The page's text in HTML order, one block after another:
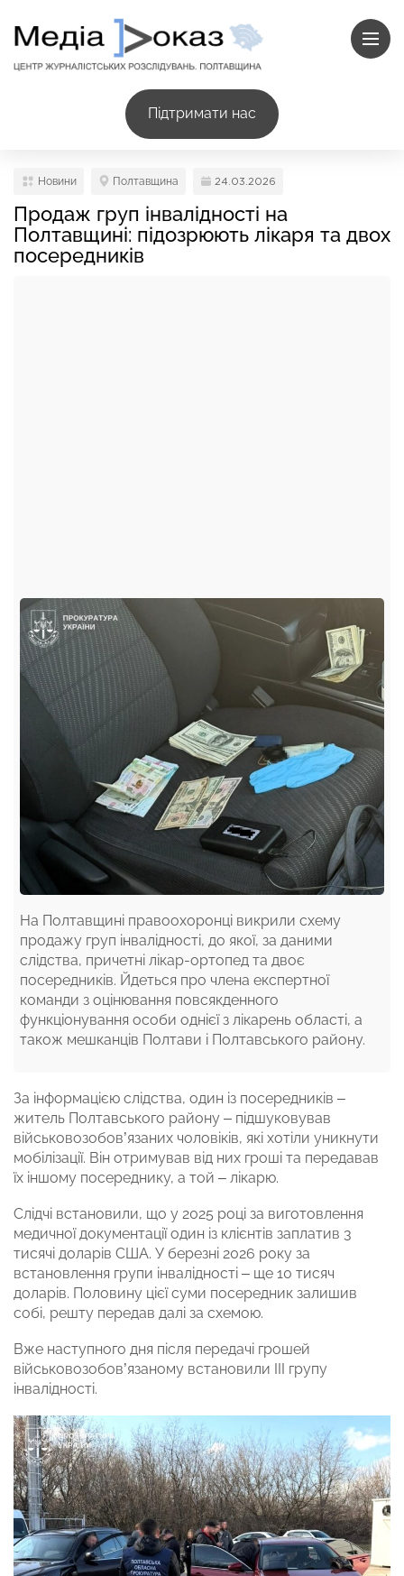
Підтримати нас
Новини Полтавщина 24.03.2026
Продаж груп інвалідності на
Полтавщині: підозрюють лікаря та двох
посередників
На Полтавщині правоохоронці викрили схему
продажу груп інвалідності, до якої, за даними
слідства, причетні лікар-ортопед та двоє
посередників. Йдеться про члена експертної
команди з оцінювання повсякденного
функціонування особи однієї з лікарень області, а
також мешканців Полтави і Полтавського району.
За інформацією слідства, один із посередників –
житель Полтавського району – підшуковував
військовозобов’язаних чоловіків, які хотіли уникнути
мобілізації. Він отримував від них гроші та передавав
їх іншому посереднику, а той – лікарю.
Слідчі встановили, що у 2025 році за виготовлення
медичної документації один із клієнтів заплатив 3
тисячі доларів США. У березні 2026 року за
встановлення групи інвалідності – ще 10 тисяч
доларів. Половину цієї суми посередник залишив
собі, решту передав далі за схемою.
Вже наступного дня після передачі грошей
військовозобов’язаному встановили ІІІ групу
інвалідності.